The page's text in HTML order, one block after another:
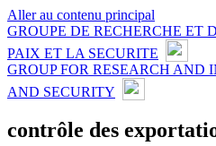
Aller au contenu principal
GROUPE DE RECHERCHE ET
PAIX ET LA SECURITE
GROUP FOR RESEARCH AND
AND SECURITY
contrôle des